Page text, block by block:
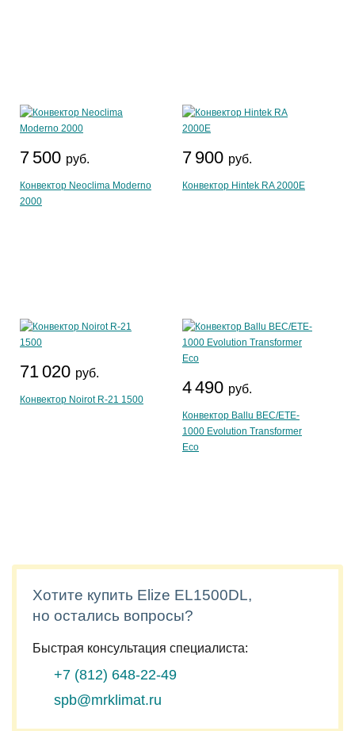
7 500 руб.
Конвектор Neoclima Moderno
2000
7 900 руб.
Конвектор Hintek RA 2000Е
71 020 руб.
Конвектор Noirot R-21 1500
4 490 руб.
Конвектор Ballu BEC/ETE-
1000 Evolution Transformer
Eco
Хотите купить Elize EL1500DL,
но остались вопросы?
Быстрая консультация специалиста:
+7 (812) 648-22-49
spb@mrklimat.ru